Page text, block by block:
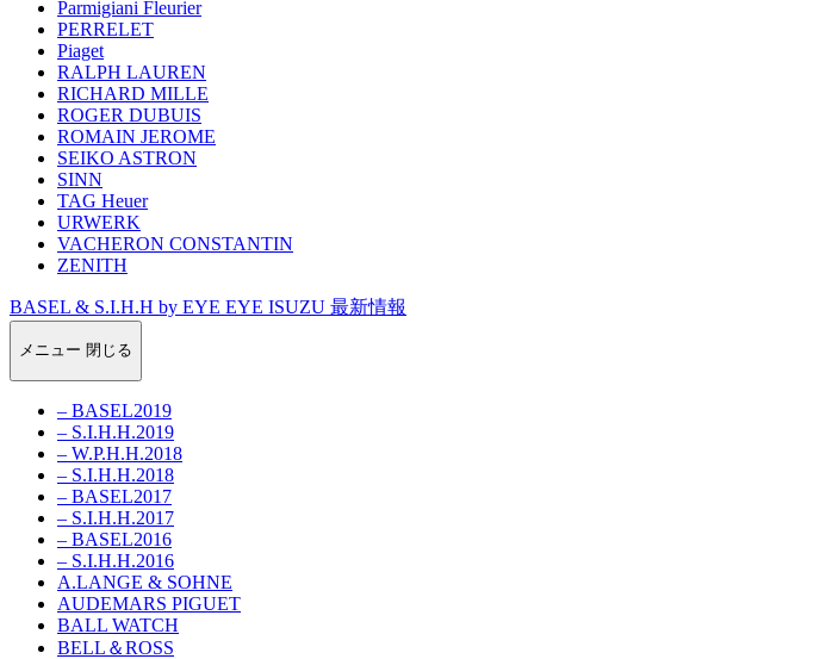
Parmigiani Fleurier
PERRELET
Piaget
RALPH LAUREN
RICHARD MILLE
ROGER DUBUIS
ROMAIN JEROME
SEIKO ASTRON
SINN
TAG Heuer
URWERK
VACHERON CONSTANTIN
ZENITH
BASEL & S.I.H.H by EYE EYE ISUZU 最新情報
メニュー 閉じる
– BASEL2019
– S.I.H.H.2019
– W.P.H.H.2018
– S.I.H.H.2018
– BASEL2017
– S.I.H.H.2017
– BASEL2016
– S.I.H.H.2016
A.LANGE & SOHNE
AUDEMARS PIGUET
BALL WATCH
BELL＆ROSS